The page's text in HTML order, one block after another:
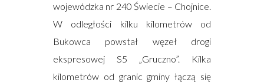
wojewódzka nr 240 Świecie – Chojnice.
W odległości kilku kilometrów od
Bukowca powstał węzeł drogi
ekspresowej S5 „Gruczno”. Kilka
kilometrów od granic gminy łączą się